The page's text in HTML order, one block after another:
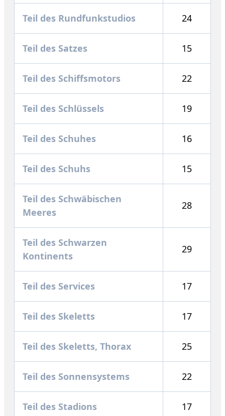
Teil des Rundfunkstudios 24
Teil des Satzes 15
Teil des Schiffsmotors 22
Teil des Schlüssels 19
Teil des Schuhes 16
Teil des Schuhs 15
Teil des Schwäbischen
Meeres
28
Teil des Schwarzen
Kontinents
29
Teil des Services 17
Teil des Skeletts 17
Teil des Skeletts, Thorax 25
Teil des Sonnensystems 22
Teil des Stadions 17